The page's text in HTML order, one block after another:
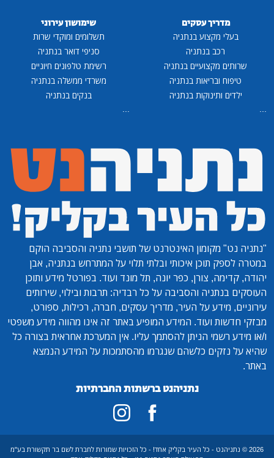
מדריך עסקים
בעלי מקצוע בנתניה
רכב בנתניה
שרותים מקצועיים בנתניה
טיפוח ובריאות בנתניה
ילדים ותינוקות בנתניה
...
שימושון עירוני
תשלומים ומוקדי שרות
סניפי דואר בנתניה
רשימת טלפונים חיוניים
משרדי ממשלה בנתניה
בנקים בנתניה
...
"נתניה נט" מקומון האינטרנט של תושבי נתניה והסביבה הוקם
במטרה לספק תוכן איכותי ובלתי תלוי על המתרחש בנתניה, אבן
יהודה, קדימה, צורן, כפר יונה, תל מונד ועוד. בפורטל מידע ותוכן
העוסקים בנתניה והסביבה על כל רבדיה: תרבות ובילוי, שירותים
עירוניים, מידע על העיר, מדריך עסקים, חברה, רכילות, ספורט,
מבזקי חדשות ועוד. המידע המופיע באתר זה אינו מהווה מידע משפטי
ו/או מידע רשמי הניתן להסתמך עליו. אין המערכת אחראית בצורה כל
שהיא על נזקים כלשהם שנגרמו מהסתמכות על המידע הנמצא
באתר.
נתניהנט ברשתות החברתיות
2026 © נתניהנט - כל העיר בקליק אחד! - כל הזכויות שמורות לחברת לשם בר תקשורת בע"מ